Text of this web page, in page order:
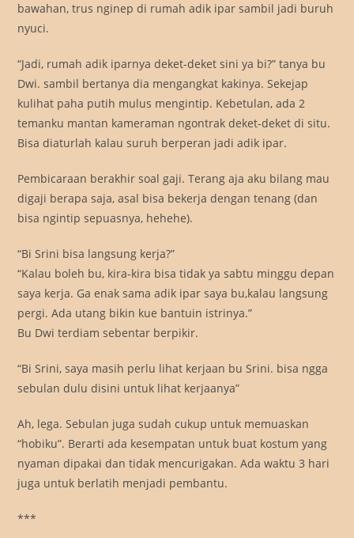
bawahan, trus nginep di rumah adik ipar sambil jadi buruh
nyuci.
“Jadi, rumah adik iparnya deket-deket sini ya bi?” tanya bu
Dwi. sambil bertanya dia mengangkat kakinya. Sekejap
kulihat paha putih mulus mengintip. Kebetulan, ada 2
temanku mantan kameraman ngontrak deket-deket di situ.
Bisa diaturlah kalau suruh berperan jadi adik ipar.
Pembicaraan berakhir soal gaji. Terang aja aku bilang mau
digaji berapa saja, asal bisa bekerja dengan tenang (dan
bisa ngintip sepuasnya, hehehe).
“Bi Srini bisa langsung kerja?”
“Kalau boleh bu, kira-kira bisa tidak ya sabtu minggu depan
saya kerja. Ga enak sama adik ipar saya bu,kalau langsung
pergi. Ada utang bikin kue bantuin istrinya.”
Bu Dwi terdiam sebentar berpikir.
“Bi Srini, saya masih perlu lihat kerjaan bu Srini. bisa ngga
sebulan dulu disini untuk lihat kerjaanya”
Ah, lega. Sebulan juga sudah cukup untuk memuaskan
“hobiku”. Berarti ada kesempatan untuk buat kostum yang
nyaman dipakai dan tidak mencurigakan. Ada waktu 3 hari
juga untuk berlatih menjadi pembantu.
***